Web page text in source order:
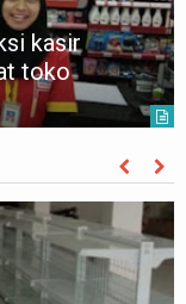
kasir
toko
MORE